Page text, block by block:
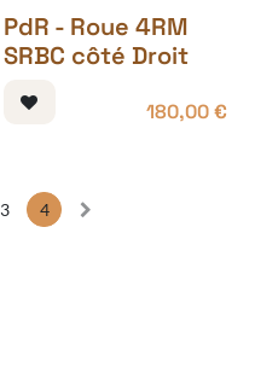
PdR - Roue 4RM
SRBC côté Droit
180,00€
3 4